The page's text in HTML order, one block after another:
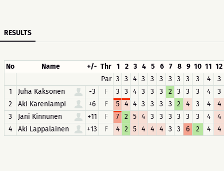
RESULTS
No Name +/- Thr 1 2 3 4 5 6 7 8 9 10 11 12
Par 3 3 4 3 3 3 3 3 3 3 4
3
1
Juha Kaksonen -3 F 3 3 4 3 3 3 2 3 3 3 4
3
2
Aki Kärenlampi +6 F 5 4 4 3 3 3 3 2 4 3 4
4
3
Jani Kinnunen +11 F 7 2 5 4 3 3 3 3 3 3 4
4
4
Aki Lappalainen +13 F 4 2 5 4 4 4 3 3 6 2 4 4